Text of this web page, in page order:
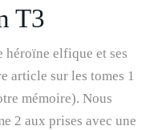
T3
héroïne elfique et ses
article sur les tomes 1
mémoire). Nous
2 aux prises avec une